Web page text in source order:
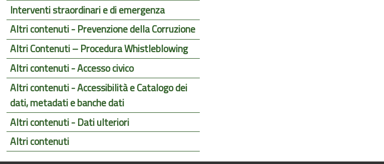
Interventi straordinari e di emergenza
Altri contenuti - Prevenzione della Corruzione
Altri Contenuti – Procedura Whistleblowing
Altri contenuti - Accesso civico
Altri contenuti - Accessibilità e Catalogo dei
dati, metadati e banche dati
Altri contenuti - Dati ulteriori
Altri contenuti